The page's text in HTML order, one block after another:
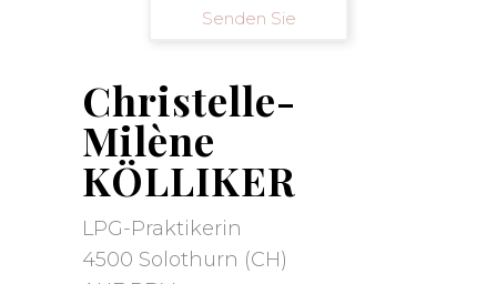
Christelle-
Milène
KÖLLIKER
LPG-Praktikerin
4500 Solothurn (CH)